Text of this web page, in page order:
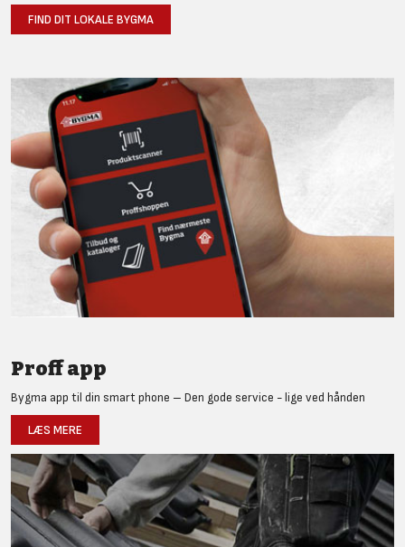
FIND DIT LOKALE BYGMA
Proff app
Bygma app til din smart phone – Den gode service - lige ved hånden
LÆS MERE